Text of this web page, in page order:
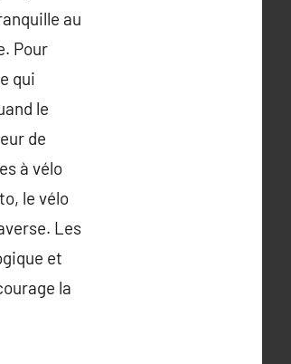
au
Pour
qui
le
de
à vélo
le vélo
Les
et
la